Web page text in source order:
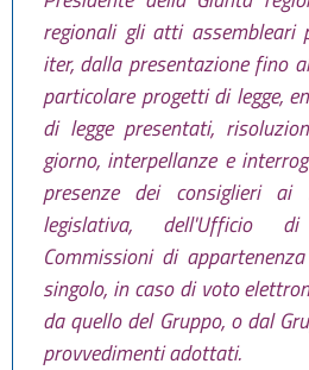
regionali gli atti assembleari
iter, dalla presentazione fino
particolare progetti di legge,
di legge presentati,
giorno, interpellanze e
presenze dei consiglieri ai
legislativa, dell'Ufficio
Commissioni di
singolo, in caso di voto
da quello del Gruppo, o dal
provvedimenti adottati.